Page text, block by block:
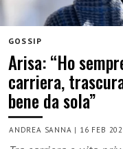
GOSSIP
Arisa: “Ho
carriera,
bene da sola”
ANDREA SANNA | 16 FEB